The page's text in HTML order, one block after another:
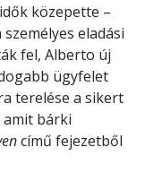
közepette –
eladási
fel, Alberto új
ügyfelet
terelése a sikert
amit bárki
című fejezetből